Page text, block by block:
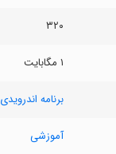
۳۲۰
۱ مگابایت
برنامه اندرویدی
آموزشی